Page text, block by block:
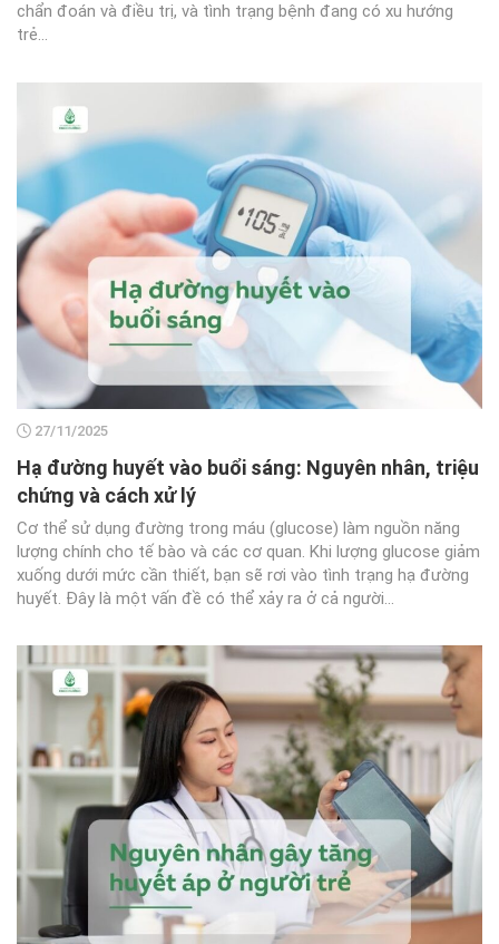
chẩn đoán và điều trị, và tình trạng bệnh đang có xu hướng
trẻ...
27/11/2025
Hạ đường huyết vào buổi sáng: Nguyên nhân, triệu
chứng và cách xử lý
Cơ thể sử dụng đường trong máu (glucose) làm nguồn năng
lượng chính cho tế bào và các cơ quan. Khi lượng glucose giảm
xuống dưới mức cần thiết, bạn sẽ rơi vào tình trạng hạ đường
huyết. Đây là một vấn đề có thể xảy ra ở cả người...